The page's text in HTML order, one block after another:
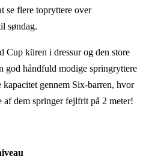
se flere topryttere over
søndag.
küren i dressur og den store
god håndfuld modige springryttere
kapacitet gennem Six-barren, hvor
af dem springer fejlfrit på 2 meter!